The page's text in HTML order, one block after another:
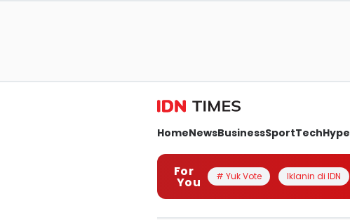
HomeNewsBusinessSportTechHype
For
You # Yuk Vote Iklanin di IDN